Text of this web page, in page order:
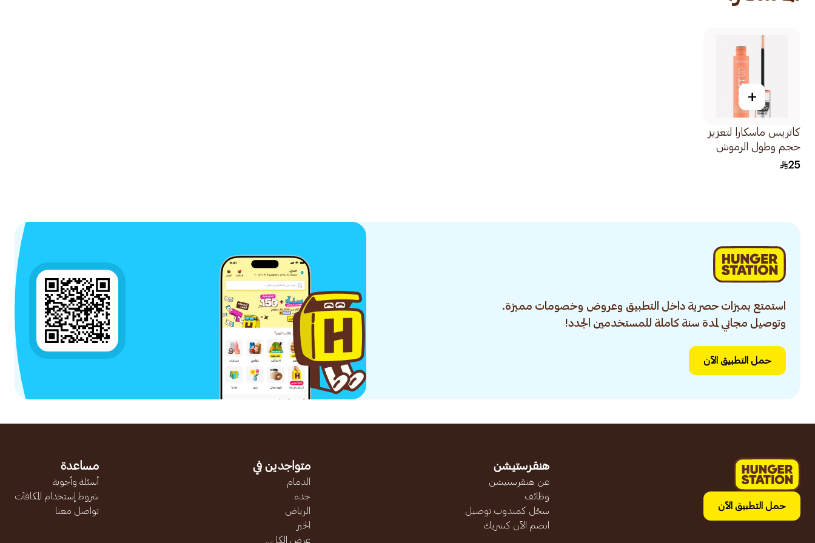
+
كاتريس ماسكارا لتعزيز
حجم وطول الرموش
010 1قطعة
25
استمتع بميزات حصرية داخل التطبيق وعروض وخصومات مميزة.
وتوصيل مجاني لمدة سنة كاملة للمستخدمين الجدد!
حمل التطبيق الآن
حمل التطبيق الآن
هنقرستيشن
عن هنقرستيشن
وظائف
سجّل كمندوب توصيل
انضم الآن كشريك
متواجدين في
الدمام
جده
الرياض
الخبر
عرض الكل...
مساعدة
أسئلة وأجوبة
شروط إستخدام المكافآت
تواصل معنا